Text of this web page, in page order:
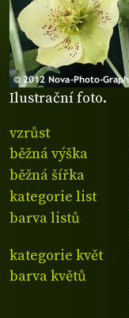
Ilustrační foto.
vzrůst
běžná výška
běžná šířka
kategorie list
barva listů
kategorie květ
barva květů